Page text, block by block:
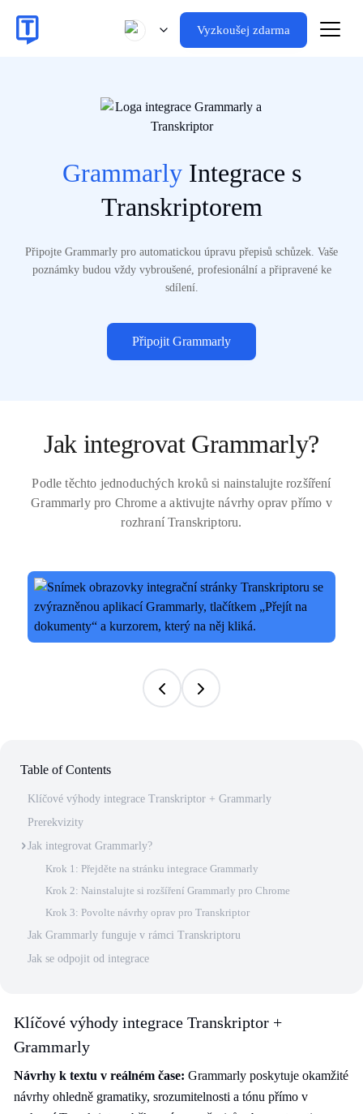
Vyzkoušej zdarma
GrammarlyIntegrace s
Transkriptorem
Připojte Grammarly pro automatickou úpravu přepisů schůzek. Vaše
poznámky budou vždy vybroušené, profesionální a připravené ke
sdílení.
Připojit Grammarly
Jak integrovat Grammarly?
Podle těchto jednoduchých kroků si nainstalujte rozšíření
Grammarly pro Chrome a aktivujte návrhy oprav přímo v
rozhraní Transkriptoru.
Table of Contents
Klíčové výhody integrace Transkriptor + Grammarly
Prerekvizity
Jak integrovat Grammarly?
Krok 1: Přejděte na stránku integrace Grammarly
Krok 2: Nainstalujte si rozšíření Grammarly pro Chrome
Krok 3: Povolte návrhy oprav pro Transkriptor
Jak Grammarly funguje v rámci Transkriptoru
Jak se odpojit od integrace
Klíčové výhody integrace Transkriptor +
Grammarly
Návrhy k textu v reálném čase: Grammarly poskytuje okamžité
návrhy ohledně gramatiky, srozumitelnosti a tónu přímo v